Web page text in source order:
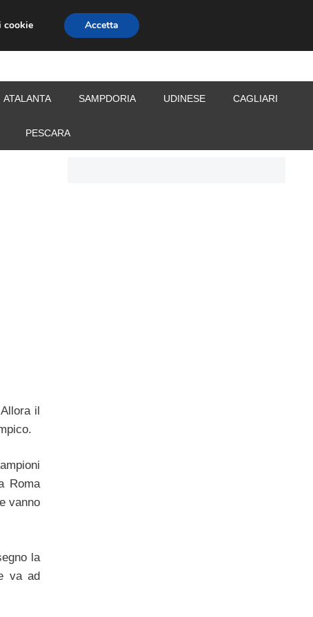
CALCIOMERCATO
ATALANTA SAMPDORIA UDINESE CAGLIARI
PESCARA
il
Roma
vanno
la
va ad
cookie
Accetta